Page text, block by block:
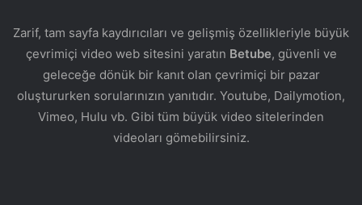
Zarif, tam sayfa kaydırıcıları ve gelişmiş özellikleriyle büyük
çevrimiçi video web sitesini yaratın Betube, güvenli ve
geleceğe dönük bir kanıt olan çevrimiçi bir pazar
oluştururken sorularınızın yanıtıdır. Youtube, Dailymotion,
Vimeo, Hulu vb. Gibi tüm büyük video sitelerinden
videoları gömebilirsiniz.